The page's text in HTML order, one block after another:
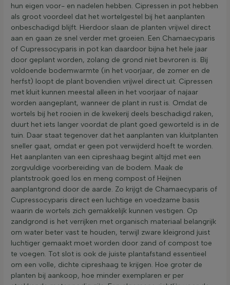
hun eigen voor- en nadelen hebben. Cipressen in pot hebben
als groot voordeel dat het wortelgestel bij het aanplanten
onbeschadigd blijft. Hierdoor slaan de planten vrijwel direct
aan en gaan ze snel verder met groeien. Een Chamaecyparis
of Cupressocyparis in pot kan daardoor bijna het hele jaar
door geplant worden, zolang de grond niet bevroren is. Bij
voldoende bodemwarmte (in het voorjaar, de zomer en de
herfst) loopt de plant bovendien vrijwel direct uit. Cipressen
met kluit kunnen meestal alleen in het voorjaar of najaar
worden aangeplant, wanneer de plant in rust is. Omdat de
wortels bij het rooien in de kwekerij deels beschadigd raken,
duurt het iets langer voordat de plant goed geworteld is in de
tuin. Daar staat tegenover dat het aanplanten van kluitplanten
sneller gaat, omdat er geen pot verwijderd hoeft te worden.
Het aanplanten van een cipreshaag begint altijd met een
zorgvuldige voorbereiding van de bodem. Maak de
plantstrook goed los en meng compost of Heijnen
aanplantgrond door de aarde. Zo krijgt de Chamaecyparis of
Cupressocyparis direct een luchtige en voedzame basis
waarin de wortels zich gemakkelijk kunnen vestigen. Op
zandgrond is het verrijken met organisch materiaal belangrijk
om water beter vast te houden, terwijl zware kleigrond juist
luchtiger gemaakt moet worden door zand of compost toe
te voegen. Tot slot is ook de juiste plantafstand essentieel
om een volle, dichte cipreshaag te krijgen. Hoe groter de
planten bij aankoop, hoe minder exemplaren er per